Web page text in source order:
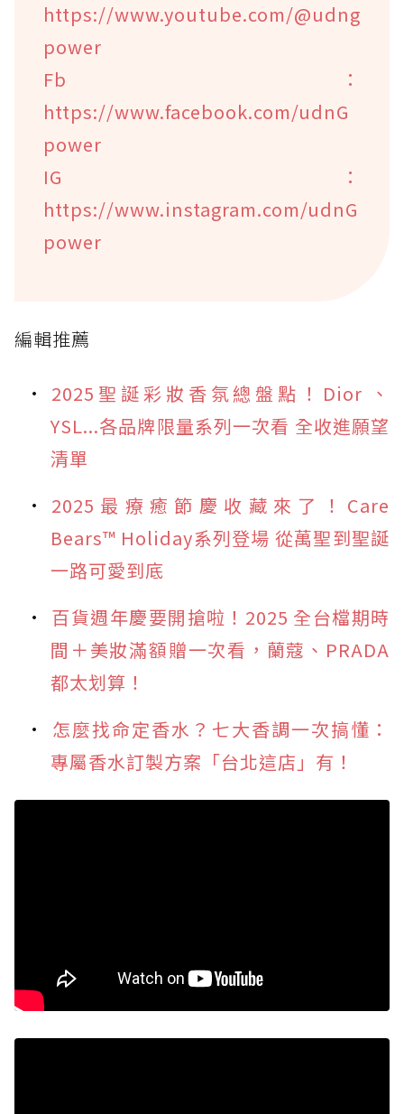
https://www.youtube.com/@udng
power
Fb：
https://www.facebook.com/udnG
power
IG：
https://www.instagram.com/udnG
power
編輯推薦
2025聖誕彩妝香氛總盤點！Dior 、
YSL...各品牌限量系列一次看 全收進願望
清單
2025最療癒節慶收藏來了！Care
Bears™ Holiday系列登場 從萬聖到聖誕
一路可愛到底
百貨週年慶要開搶啦！2025 全台檔期時
間＋美妝滿額贈一次看，蘭蔻、PRADA
都太划算！
怎麼找命定香水？七大香調一次搞懂：
專屬香水訂製方案「台北這店」有！